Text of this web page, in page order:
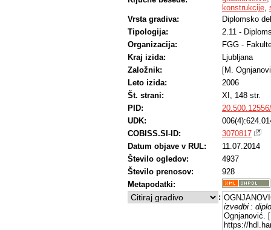
konstrukcije,
Vrsta gradiva:
Diplomsko
Tipologija:
2.11 -
Organizacija:
FGG -
Kraj izida:
Ljubljana
Založnik:
[M.
Leto izida:
2006
Št. strani:
XI, 148 str.
PID:
UDK:
COBISS.SI-ID:
3070817
Datum objave v RUL:
11.07.2014
Število ogledov:
4937
Število prenosov:
928
Metapodatki:
:
izvedbi :
Ognjanović.
https://